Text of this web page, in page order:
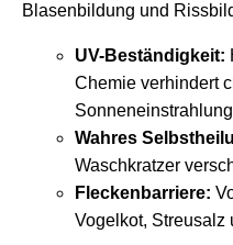
Blasenbildung und
UV-Beständigkeit:
Chemie verhindert
Wahres
Waschkratzer
Fleckenbarriere:
Vogelkot, Streusalz